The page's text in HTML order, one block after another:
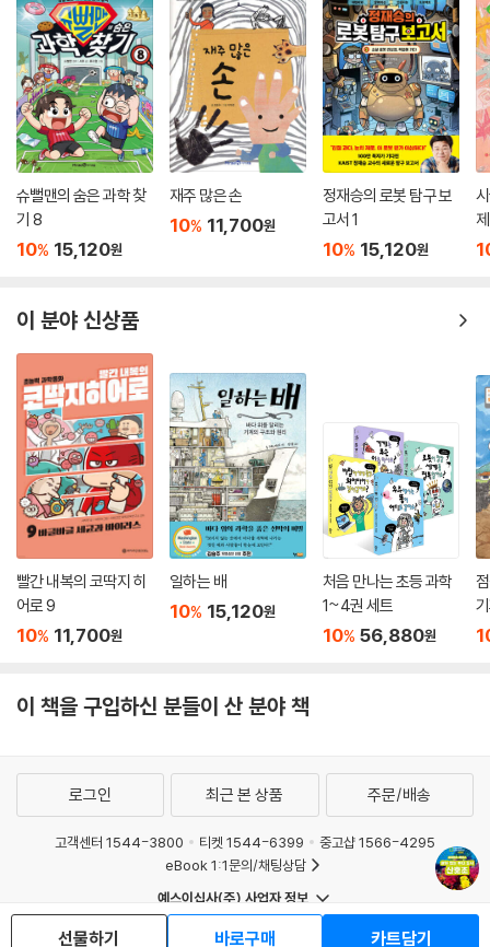
슈뻘맨의 숨은 과학 찾
기 8
10% 15,120원
재주 많은 손
10% 11,700원
정재승의 로봇 탐구 보
고서 1
10% 15,120원
이 분야 신상품
빨간 내복의 코딱지 히
어로 9
10% 11,700원
일하는 배
10% 15,120원
처음 만나는 초등 과학
1~4권 세트
10% 56,880원
이 책을 구입하신 분들이 산 분야 책
선물하기 바로구매 카트담기
로그인 최근 본 상품 주문/배송
고객센터 1544-3800 티켓 1544-6399
중고샵 1566-4295
eBook 1:1문의/채팅상담
예스이십사(주) 사업자 정보
이용약관
개인정보처리방침
청소년보호정책